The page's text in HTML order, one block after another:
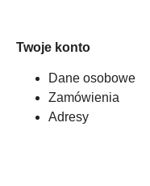
Twoje konto
Dane osobowe
Zamówienia
Adresy